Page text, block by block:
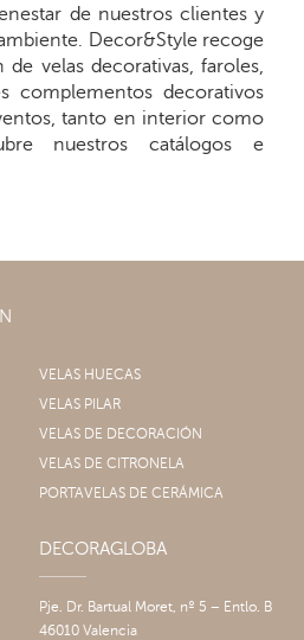
de nuestros clientes y
Decor&Style recoge
velas decorativas, faroles,
complementos decorativos
tanto en interior como
nuestros catálogos e
VELAS HUECAS
VELAS PILAR
VELAS DE DECORACIÓN
VELAS DE CITRONELA
PORTAVELAS DE CERÁMICA
DECORAGLOBA
Pje. Dr. Bartual Moret, nº 5 – Entlo. B
46010 Valencia